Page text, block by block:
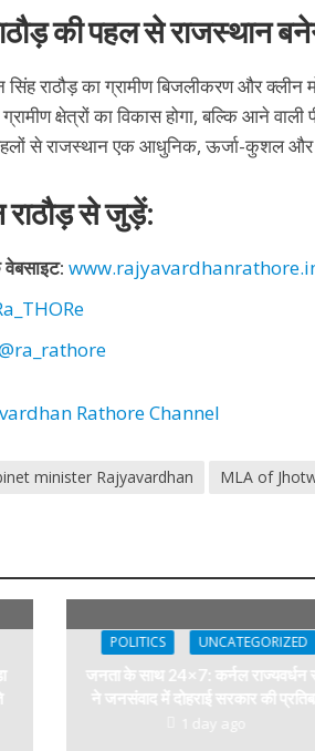
की पहल से राजस्थान
सिंह राठौड़ का ग्रामीण बिजलीकरण और क्लीन
क्षेत्रों का विकास होगा, बल्कि आने
से राजस्थान एक आधुनिक, ऊर्जा-कुशल और
राठौड़ से जुड़ें:
Rathore Channel
minister Rajyavardhan MLA of
POLITICS UNCATEGORIZED
जनता के साथ 24×7: कर्नल राज्यवर्धन
ने जनसंवाद में दोहराई सरकार की
1 day ago